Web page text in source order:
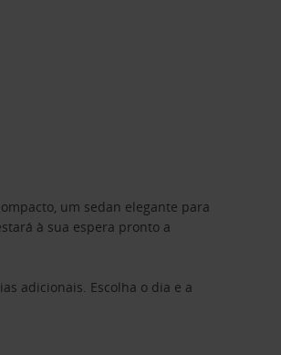
um sedan elegante para
à sua espera pronto a
adicionais. Escolha o dia e a